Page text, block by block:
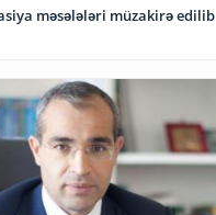
Rəqəmsal transformasiya məsələləri müzakirə edilib